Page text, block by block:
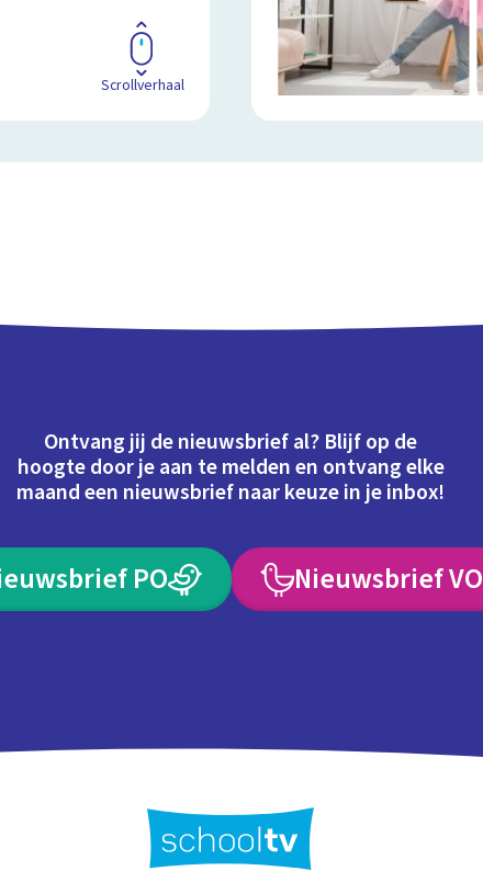
Scrollverhaal
Ontvang jij de nieuwsbrief al? Blijf op de
hoogte door je aan te melden en ontvang elke
maand een nieuwsbrief naar keuze in je inbox!
PO Nieuwsbrief VO